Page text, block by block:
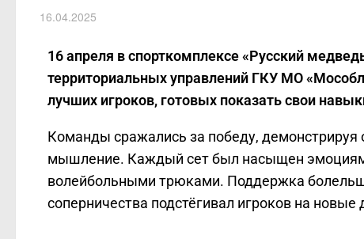
16.04.2025
16 апреля в спорткомплексе «Русский
территориальных управлений ГКУ МО
лучших игроков, готовых показать свои
Команды сражались за победу, демонстрируя
мышление. Каждый сет был насыщен
волейбольными трюками. Поддержка
соперничества подстёгивал игроков на новые